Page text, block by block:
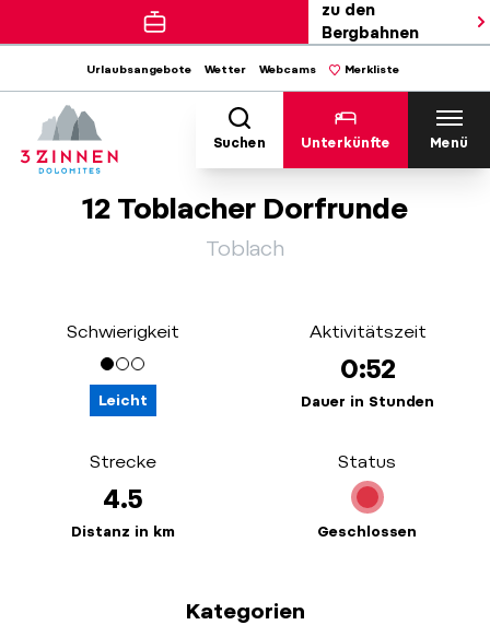
zu den
Bergbahnen
Urlaubsangebote Wetter Webcams Merkliste
Suchen Unterkünfte Menü
12 Toblacher Dorfrunde
Toblach
Schwierigkeit
Leicht
Aktivitätszeit
0:52
Dauer in Stunden
Strecke
4.5
Distanz in km
Status
Geschlossen
Kategorien